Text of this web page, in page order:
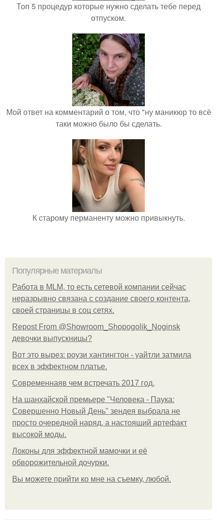
Топ 5 процедур которые нужно сделать тебе перед
отпуском.
Мой ответ на комментарий о том, что "ну маникюр то всё
таки можно было бы сделать.
К старому перманенту можно привыкнуть.
Популярные материалы
Работа в MLM, то есть сетевой компании сейчас
неразрывно связана с создание своего контента,
своей страницы в соц сетях.
Repost From @Showroom_Shopogolik_Noginsk
девочки выпускницы?
Вот это вырез: роузи хантингтон - уайтли затмила
всех в эффектном платьe.
Современнаяв чем встречать 2017 год.
На шанхайской премьере "Человека - Паука:
Совершенно Новый День" зендея выбрала не
просто очередной наряд, а настоящий артефакт
высокой моды.
Локоны для эффектной мамочки и её
обворожительной дочурки.
Вы можете прийти ко мне на съемку, любой.